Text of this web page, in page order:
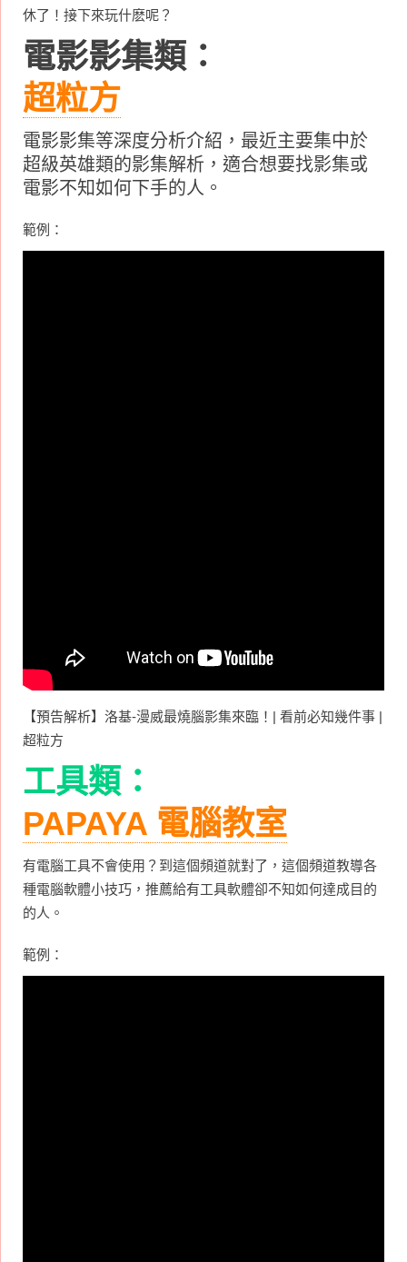
休了！接下來玩什麽呢？
電影影集類：
超粒方
電影影集等深度分析介紹，最近主要集中於
超級英雄類的影集解析，適合想要找影集或
電影不知如何下手的人。
範例：
【預告解析】洛基-漫威最燒腦影集來臨！| 看前必知幾件事 |
超粒方
工具類：
PAPAYA 電腦教室
有電腦工具不會使用？到這個頻道就對了，這個頻道教導各
種電腦軟體小技巧，推薦給有工具軟體卻不知如何達成目的
的人。
範例：